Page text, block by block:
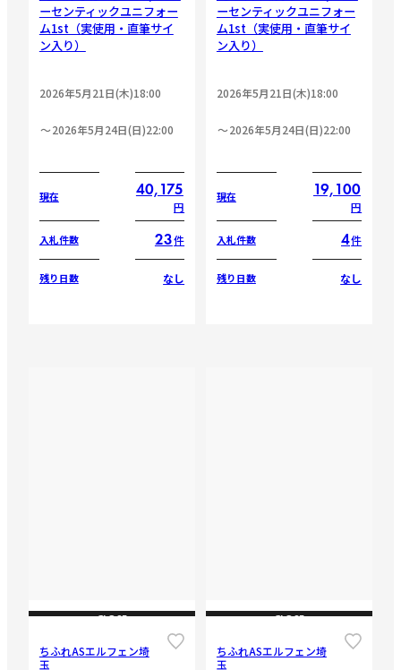
ーセンティックユニフォー
ム1st（実使用・直筆サイ
ン入り）
2026年5月21日(木)18:00
2026年5月24日(日)22:00
現在 40,175
円
入札件数 23件
残り日数 なし
ーセンティックユニフォー
ム1st（実使用・直筆サイ
ン入り）
2026年5月21日(木)18:00
2026年5月24日(日)22:00
現在 19,100
円
入札件数 4件
残り日数 なし
CLOSE
ちふれASエルフェン埼
玉
CLOSE
ちふれASエルフェン埼
玉